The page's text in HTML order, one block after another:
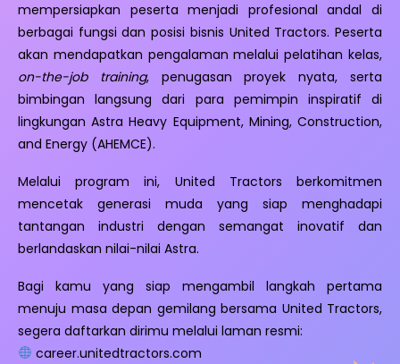
mempersiapkan peserta menjadi profesional andal di
berbagai fungsi dan posisi bisnis United Tractors. Peserta
akan mendapatkan pengalaman melalui pelatihan kelas,
on-the-job training, penugasan proyek nyata, serta
bimbingan langsung dari para pemimpin inspiratif di
lingkungan Astra Heavy Equipment, Mining, Construction,
and Energy (AHEMCE).
Melalui program ini, United Tractors berkomitmen
mencetak generasi muda yang siap menghadapi
tantangan industri dengan semangat inovatif dan
berlandaskan nilai-nilai Astra.
Bagi kamu yang siap mengambil langkah pertama
menuju masa depan gemilang bersama United Tractors,
segera daftarkan dirimu melalui laman resmi:
career.unitedtractors.com